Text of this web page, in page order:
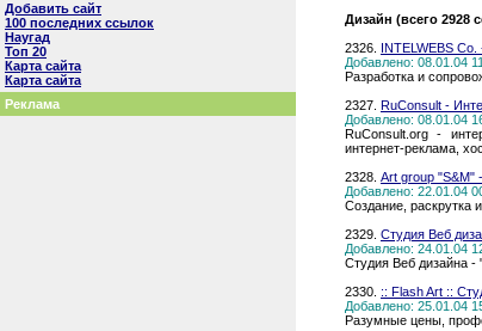
Добавить сайт
100 последних ссылок
Наугад
Топ 20
Карта сайта
Карта сайта
Реклама
Дизайн (всего 2928
2326. INTELWEBS Co.
Добавлено: 08.01.04
Разработка и
2327. RuConsult -
Добавлено: 08.01.04
RuConsult.org -
интернет-реклама,
2328. Art group "S&M"
Добавлено: 22.01.04
Создание, раскрутка
2329. Студия Веб
Добавлено: 24.01.04
Студия Веб дизайна -
2330. :: Flash Art ::
Добавлено: 25.01.04
Разумные цены,